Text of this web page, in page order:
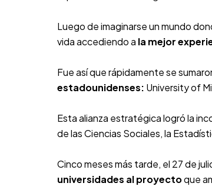
Luego de imaginarse un mundo
vida accediendo a la mejor
Fue así que rápidamente se
estadounidenses: University of
Esta alianza estratégica logró la
de las Ciencias Sociales, la
Cinco meses más tarde, el 27 de
universidades al proyectoque